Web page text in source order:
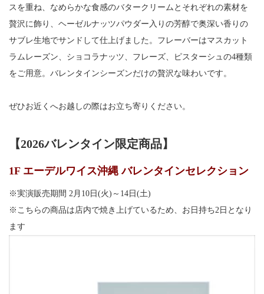
スを重ね、なめらかな食感のバタークリームとそれぞれの素材を
贅沢に飾り、ヘーゼルナッツパウダー入りの芳醇で奥深い香りの
サブレ生地でサンドして仕上げました。フレーバーはマスカット
ラムレーズン、ショコラナッツ、フレーズ、ピスターシュの4種類
をご用意。バレンタインシーズンだけの贅沢な味わいです。
ぜひお近くへお越しの際はお立ち寄りください。
【2026バレンタイン限定商品】
1F エーデルワイス沖縄 バレンタインセレクション
※実演販売期間 2月10日(火)～14日(土)
※こちらの商品は店内で焼き上げているため、お日持ち2日となり
ます